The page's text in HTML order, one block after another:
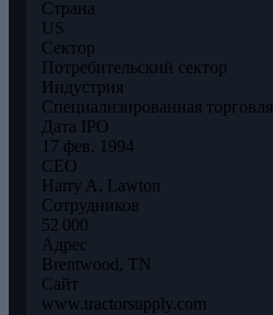
Страна
US
Сектор
Потребительский сектор
Индустрия
Специализированная торговля
Дата IPO
17 фев. 1994
CEO
Harry A. Lawton
Сотрудников
52 000
Адрес
Brentwood, TN
Сайт
www.tractorsupply.com